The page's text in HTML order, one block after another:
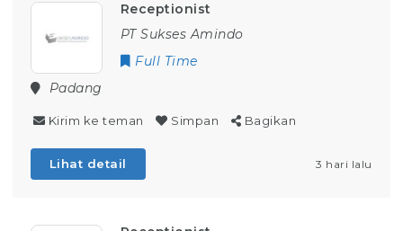
Receptionist
PT Sukses Amindo
Full Time
Padang
Kirim ke teman Simpan Bagikan
Lihat detail 3 hari lalu